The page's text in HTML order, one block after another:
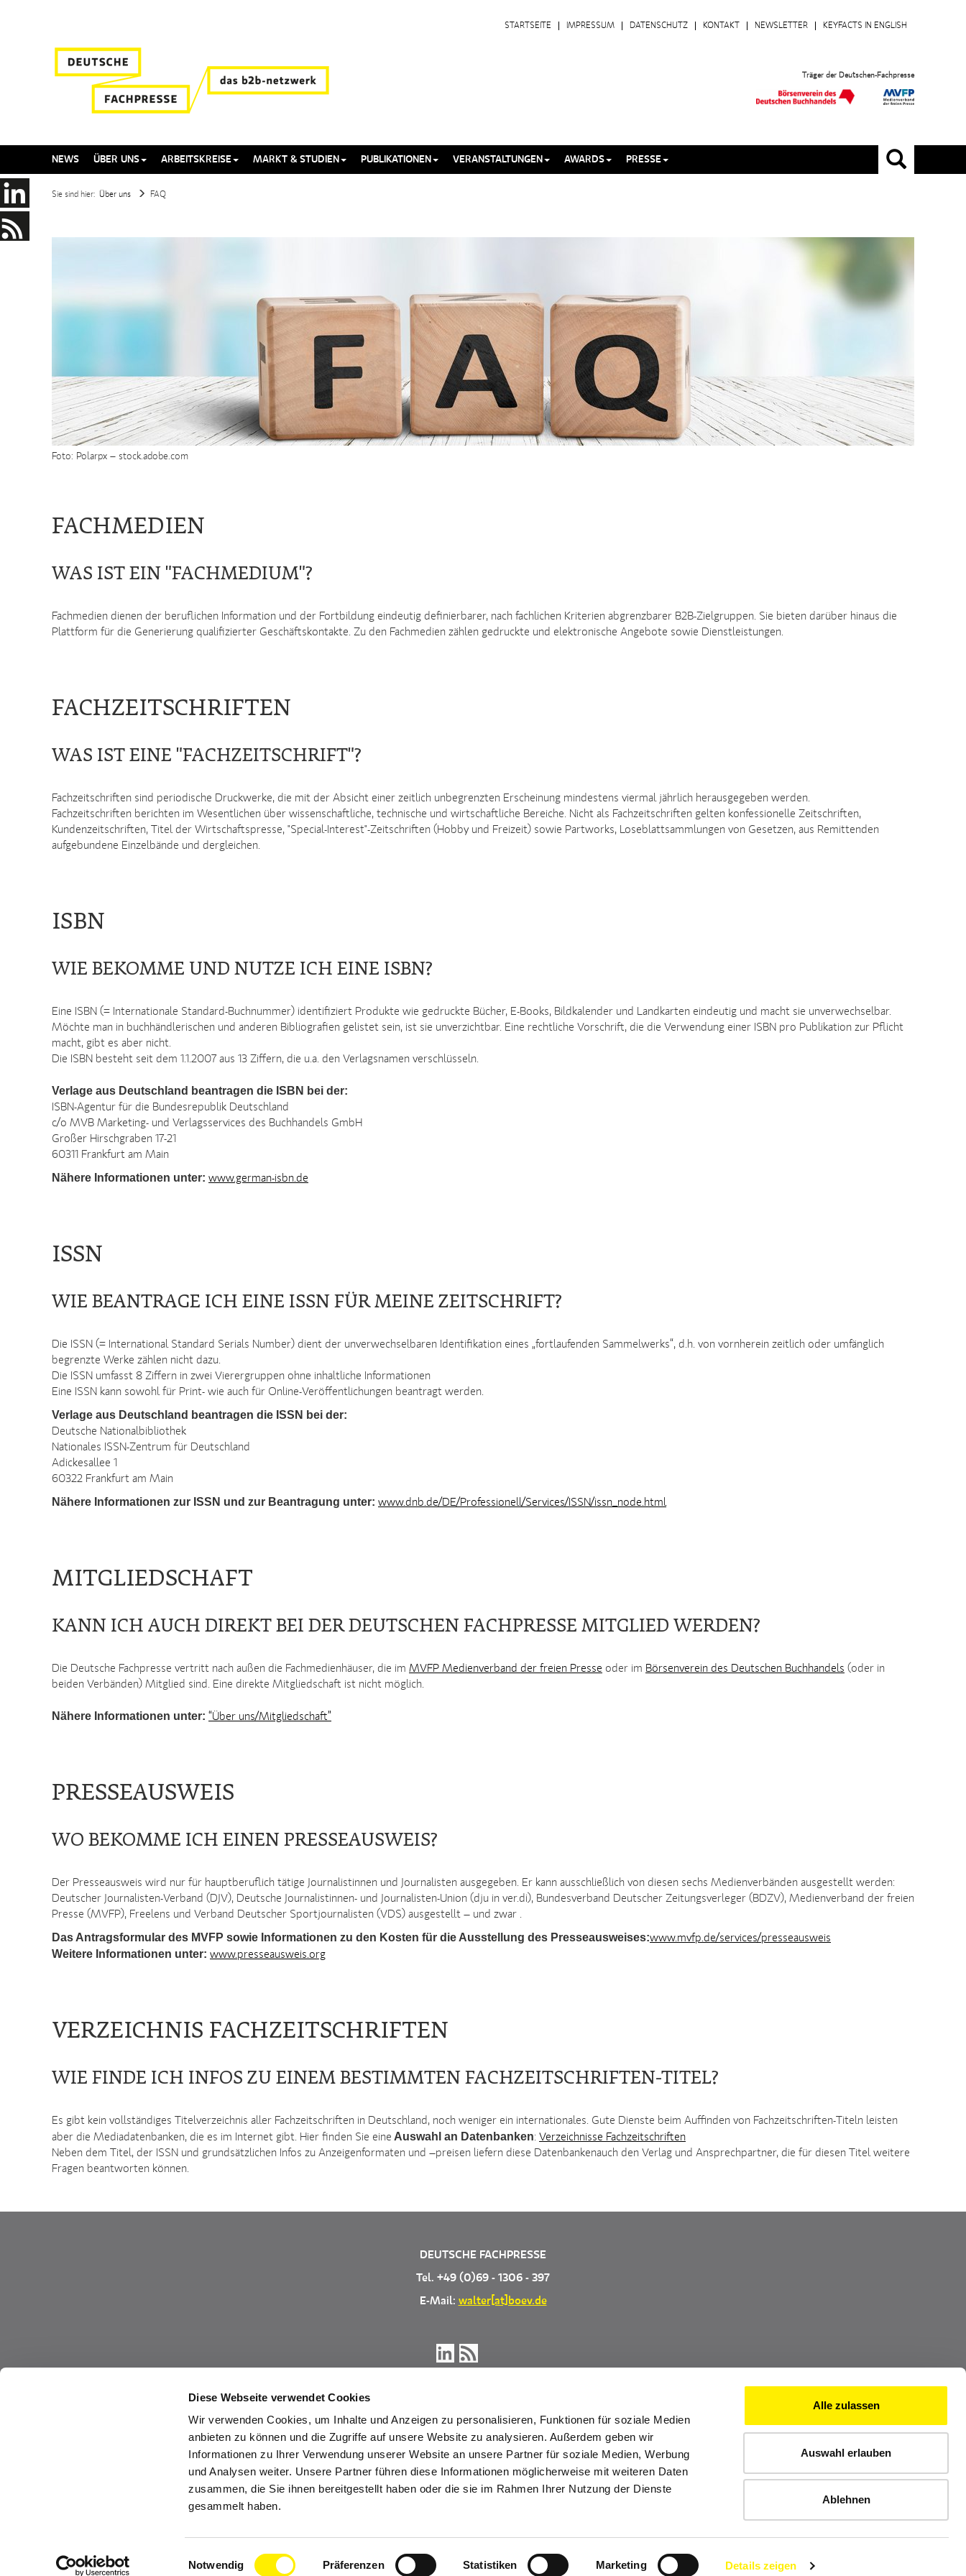
Diese Webseite verwendet Cookies
Wir verwenden Cookies, um Inhalte und Anzeigen zu personalisieren, Funktionen für soziale Medien
anbieten zu können und die Zugriffe auf unsere Website zu analysieren. Außerdem geben wir
Informationen zu Ihrer Verwendung unserer Website an unsere Partner für soziale Medien, Werbung
und Analysen weiter. Unsere Partner führen diese Informationen möglicherweise mit weiteren Daten
zusammen, die Sie ihnen bereitgestellt haben oder die sie im Rahmen Ihrer Nutzung der Dienste
gesammelt haben.
Einwilligungsauswahl
Notwendig Präferenzen Statistiken Marketing Details zeigen
Alle zulassen
Auswahl erlauben
Ablehnen
KEYFACTS IN ENGLISH
NEWSLETTER
KONTAKT
DATENSCHUTZ
IMPRESSUM
STARTSEITE
Träger der Deutschen-Fachpresse
NEWS ÜBER UNS ARBEITSKREISE MARKT & STUDIEN PUBLIKATIONEN VERANSTALTUNGEN AWARDS PRESSE
Sie sind hier: Über uns FAQ
Foto: Polarpx – stock.adobe.com
FACHMEDIEN
WAS IST EIN "FACHMEDIUM"?
Fachmedien dienen der beruflichen Information und der Fortbildung eindeutig definierbarer, nach fachlichen Kriterien abgrenzbarer B2B-Zielgruppen. Sie bieten darüber hinaus die
Plattform für die Generierung qualifizierter Geschäftskontakte. Zu den Fachmedien zählen gedruckte und elektronische Angebote sowie Dienstleistungen.
FACHZEITSCHRIFTEN
WAS IST EINE "FACHZEITSCHRIFT"?
Fachzeitschriften sind periodische Druckwerke, die mit der Absicht einer zeitlich unbegrenzten Erscheinung mindestens viermal jährlich herausgegeben werden.
Fachzeitschriften berichten im Wesentlichen über wissenschaftliche, technische und wirtschaftliche Bereiche. Nicht als Fachzeitschriften gelten konfessionelle Zeitschriften,
Kundenzeitschriften, Titel der Wirtschaftspresse, "Special-Interest"-Zeitschriften (Hobby und Freizeit) sowie Partworks, Loseblattsammlungen von Gesetzen, aus Remittenden
aufgebundene Einzelbände und dergleichen.
ISBN
WIE BEKOMME UND NUTZE ICH EINE ISBN?
Eine ISBN (= Internationale Standard-Buchnummer) identifiziert Produkte wie gedruckte Bücher, E-Books, Bildkalender und Landkarten eindeutig und macht sie unverwechselbar.
Möchte man in buchhändlerischen und anderen Bibliografien gelistet sein, ist sie unverzichtbar. Eine rechtliche Vorschrift, die die Verwendung einer ISBN pro Publikation zur Pflicht
macht, gibt es aber nicht.
Die ISBN besteht seit dem 1.1.2007 aus 13 Ziffern, die u.a. den Verlagsnamen verschlüsseln.
Verlage aus Deutschland beantragen die ISBN bei der:
ISBN-Agentur für die Bundesrepublik Deutschland
c/o MVB Marketing- und Verlagsservices des Buchhandels GmbH
Großer Hirschgraben 17-21
60311 Frankfurt am Main
Nähere Informationen unter: www.german-isbn.de
ISSN
WIE BEANTRAGE ICH EINE ISSN FÜR MEINE ZEITSCHRIFT?
Die ISSN (= International Standard Serials Number) dient der unverwechselbaren Identifikation eines „fortlaufenden Sammelwerks“, d.h. von vornherein zeitlich oder umfänglich
begrenzte Werke zählen nicht dazu.
Die ISSN umfasst 8 Ziffern in zwei Vierergruppen ohne inhaltliche Informationen
Eine ISSN kann sowohl für Print- wie auch für Online-Veröffentlichungen beantragt werden.
Verlage aus Deutschland beantragen die ISSN bei der:
Deutsche Nationalbibliothek
Nationales ISSN-Zentrum für Deutschland
Adickesallee 1
60322 Frankfurt am Main
Nähere Informationen zur ISSN und zur Beantragung unter: www.dnb.de/DE/Professionell/Services/ISSN/issn_node.html
MITGLIEDSCHAFT
KANN ICH AUCH DIREKT BEI DER DEUTSCHEN FACHPRESSE MITGLIED WERDEN?
Die Deutsche Fachpresse vertritt nach außen die Fachmedienhäuser, die im MVFP Medienverband der freien Presse oder im Börsenverein des Deutschen Buchhandels (oder in
beiden Verbänden) Mitglied sind. Eine direkte Mitgliedschaft ist nicht möglich.
Nähere Informationen unter: “Über uns/Mitgliedschaft”
PRESSEAUSWEIS
WO BEKOMME ICH EINEN PRESSEAUSWEIS?
Der Presseausweis wird nur für hauptberuflich tätige Journalistinnen und Journalisten ausgegeben. Er kann ausschließlich von diesen sechs Medienverbänden ausgestellt werden:
Deutscher Journalisten-Verband (DJV), Deutsche Journalistinnen- und Journalisten-Union (dju in ver.di), Bundesverband Deutscher Zeitungsverleger (BDZV), Medienverband der freien
Presse (MVFP), Freelens und Verband Deutscher Sportjournalisten (VDS) ausgestellt – und zwar .
Das Antragsformular des MVFP sowie Informationen zu den Kosten für die Ausstellung des Presseausweises:www.mvfp.de/services/presseausweis
Weitere Informationen unter: www.presseausweis.org
VERZEICHNIS FACHZEITSCHRIFTEN
WIE FINDE ICH INFOS ZU EINEM BESTIMMTEN FACHZEITSCHRIFTEN-TITEL?
Es gibt kein vollständiges Titelverzeichnis aller Fachzeitschriften in Deutschland, noch weniger ein internationales. Gute Dienste beim Auffinden von Fachzeitschriften-Titeln leisten
aber die Mediadatenbanken, die es im Internet gibt. Hier finden Sie eine Auswahl an Datenbanken: Verzeichnisse Fachzeitschriften
Neben dem Titel, der ISSN und grundsätzlichen Infos zu Anzeigenformaten und –preisen liefern diese Datenbankenauch den Verlag und Ansprechpartner, die für diesen Titel weitere
Fragen beantworten können.
DEUTSCHE FACHPRESSE
Tel. +49 (0)69 - 1306 - 397
E-Mail: walter[at]boev.de
Träger der Deutschen Fachpresse